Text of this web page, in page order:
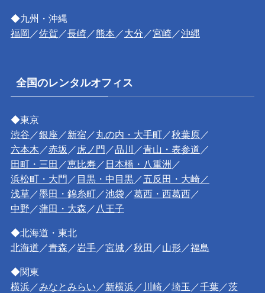
◆九州・沖縄
福岡 ／佐賀 ／長崎／熊本 ／大分 ／宮崎／沖縄
全国のレンタルオフィス
◆東京
渋谷 ／銀座 ／新宿 ／丸の内・大手町／秋葉原／
六本木 ／赤坂 ／ 虎ノ門 ／品川 ／青山・表参道 ／
田町・三田 ／恵比寿／ 日本橋・八重洲 ／
浜松町・大門 ／ 目黒・中目黒／五反田・大崎／
浅草／墨田・錦糸町／池袋 ／葛西・西葛西／
中野 ／蒲田・大森 ／ 八王子
◆北海道・東北
北海道 ／青森 ／岩手／宮城／秋田 ／山形／福島
◆関東
横浜／みなとみらい ／新横浜／ 川崎／埼玉 ／千葉／茨